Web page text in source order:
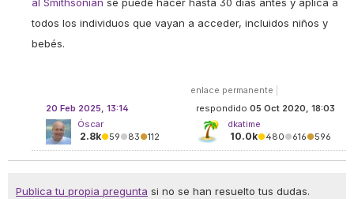
al Smithsonian se puede hacer hasta 30 días antes y aplica a
todos los individuos que vayan a acceder, incluidos niños y
bebés.
enlace permanente
respondido 05 Oct 2020, 18:03
dkatime
10.0k●480●616●596
20 Feb 2025, 13:14
Óscar
2.8k●59●83●112
Publica tu propia pregunta si no se han resuelto tus dudas.